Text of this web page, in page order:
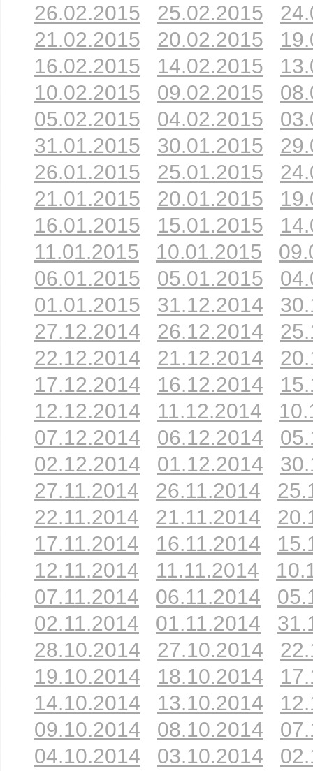
26.02.2015
25.02.2015
21.02.2015
20.02.2015
16.02.2015
14.02.2015
10.02.2015
09.02.2015
05.02.2015
04.02.2015
31.01.2015
30.01.2015
26.01.2015
25.01.2015
21.01.2015
20.01.2015
16.01.2015
15.01.2015
11.01.2015
10.01.2015
06.01.2015
05.01.2015
01.01.2015
31.12.2014
27.12.2014
26.12.2014
22.12.2014
21.12.2014
17.12.2014
16.12.2014
12.12.2014
11.12.2014
07.12.2014
06.12.2014
02.12.2014
01.12.2014
27.11.2014
26.11.2014
22.11.2014
21.11.2014
17.11.2014
16.11.2014
12.11.2014
11.11.2014
07.11.2014
06.11.2014
02.11.2014
01.11.2014
28.10.2014
27.10.2014
19.10.2014
18.10.2014
14.10.2014
13.10.2014
09.10.2014
08.10.2014
04.10.2014
03.10.2014